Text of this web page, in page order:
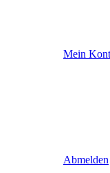
Mein
Abmelden